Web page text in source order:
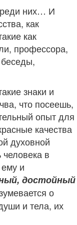
них… И
как
как
профессора,
знаки и
что посеешь,
опыт для
качества
духовной
в
и
достойный
о
и тела, их